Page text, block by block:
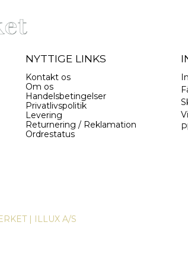
NYTTIGE LINKS
Kontakt os
Om os
Handelsbetingelser
Privatlivspolitik
Levering
Returnering / Reklamation
Ordrestatus
| ILLUX A/S